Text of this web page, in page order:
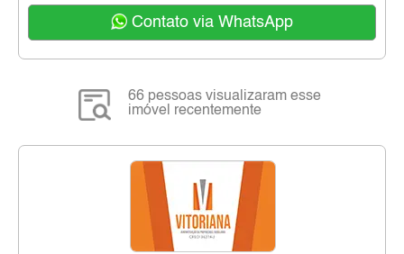
Contato via WhatsApp
66 pessoas visualizaram esse
imóvel recentemente